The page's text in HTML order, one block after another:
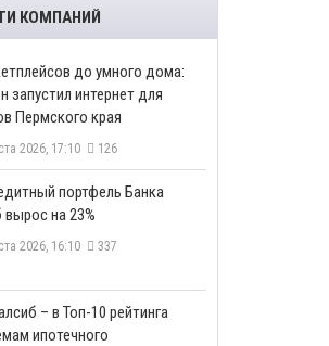
КОМПАНИЙ
до умного дома:
запустил интернет для
Пермского края
2026, 17:10 126
портфель Банка
вырос на 23%
2026, 16:10 337
– в Топ-10 рейтинга
ипотечного